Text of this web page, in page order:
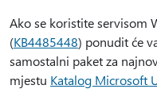
Ako se koristite servisom
(KB4485448) ponudit će
samostalni paket za
mjestu Katalog Microsoft